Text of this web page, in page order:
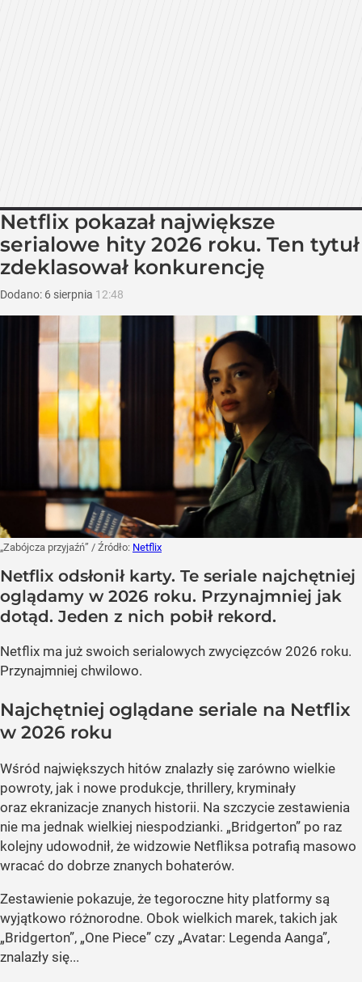
Netflix pokazał największe
serialowe hity 2026 roku. Ten tytuł
zdeklasował konkurencję
Dodano: 6 sierpnia 12:48
„Zabójcza przyjaźń” / Źródło: Netflix
Netflix odsłonił karty. Te seriale najchętniej
oglądamy w 2026 roku. Przynajmniej jak
dotąd. Jeden z nich pobił rekord.
Netflix ma już swoich serialowych zwycięzców 2026 roku.
Przynajmniej chwilowo.
Najchętniej oglądane seriale na Netflix
w 2026 roku
Wśród największych hitów znalazły się zarówno wielkie
powroty, jak i nowe produkcje, thrillery, kryminały
oraz ekranizacje znanych historii. Na szczycie zestawienia
nie ma jednak wielkiej niespodzianki. „Bridgerton” po raz
kolejny udowodnił, że widzowie Netfliksa potrafią masowo
wracać do dobrze znanych bohaterów.
Zestawienie pokazuje, że tegoroczne hity platformy są
wyjątkowo różnorodne. Obok wielkich marek, takich jak
„Bridgerton”, „One Piece” czy „Avatar: Legenda Aanga”,
znalazły się...